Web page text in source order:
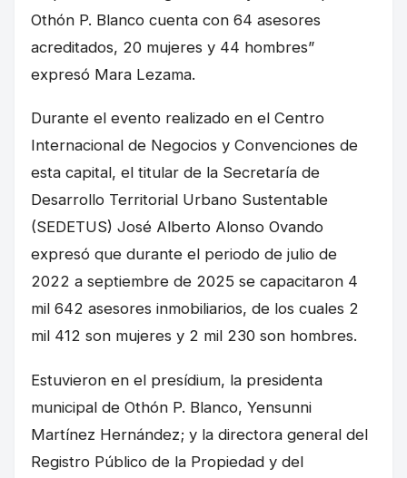
Othón P. Blanco cuenta con 64 asesores
acreditados, 20 mujeres y 44 hombres”
expresó Mara Lezama.
Durante el evento realizado en el Centro
Internacional de Negocios y Convenciones de
esta capital, el titular de la Secretaría de
Desarrollo Territorial Urbano Sustentable
(SEDETUS) José Alberto Alonso Ovando
expresó que durante el periodo de julio de
2022 a septiembre de 2025 se capacitaron 4
mil 642 asesores inmobiliarios, de los cuales 2
mil 412 son mujeres y 2 mil 230 son hombres.
Estuvieron en el presídium, la presidenta
municipal de Othón P. Blanco, Yensunni
Martínez Hernández; y la directora general del
Registro Público de la Propiedad y del